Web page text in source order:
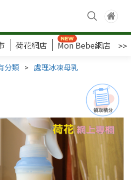
荷花網店 Mon Bebe網店 >>
分類 > 處理冰凍母乳